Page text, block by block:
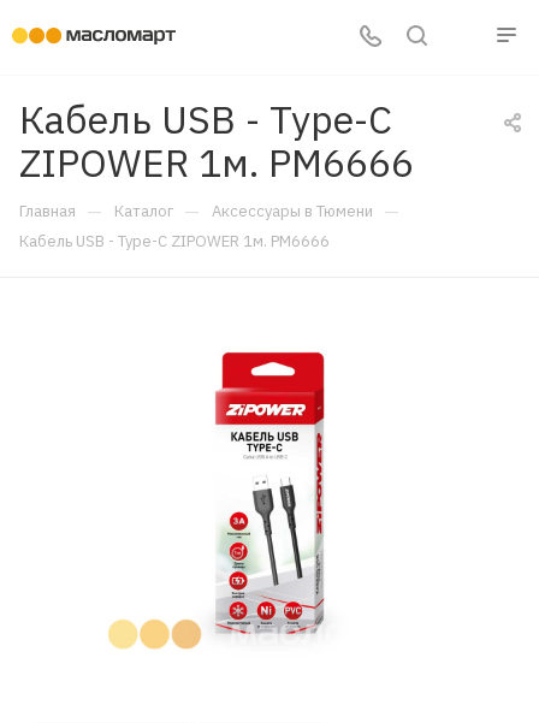
Кабель USB - Type-C
ZIPOWER 1м. PM6666
Главная — Каталог — Аксессуары в Тюмени —
Кабель USB - Type-C ZIPOWER 1м. PM6666